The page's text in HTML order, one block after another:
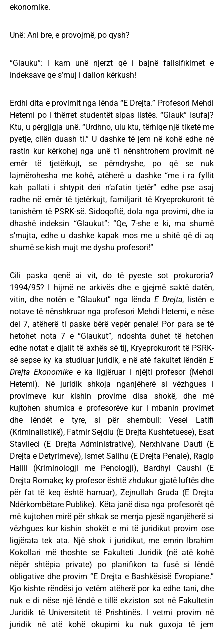
ekonomike.
Unë: Ani bre, e provojmë, po qysh?
“Glauku”: I kam unë njerzt që i bajnë fallsifikimet e
indeksave qe s’muj i dallon kërkush!
Erdhi dita e provimit nga lënda “E Drejta.” Profesori Mehdi
Hetemi po i thërret studentët sipas listës. “Glauk” Isufaj?
Ktu, u përgjigja unë. “Urdhno, ulu ktu, tërhiqe një tiketë me
pyetje, cilën duash ti.” U dashke të jem në kohë edhe në
rastin kur kërkohej nga unë t’i nënshtrohem provimit në
emër të tjetërkujt, se përndryshe, po që se nuk
lajmërohesha me kohë, atëherë u dashke “me i ra fyllit
kah pallati i shtypit deri n’afatin tjetër” edhe pse asaj
radhe në emër të tjetërkujt, familjarit të Kryeprokurorit të
tanishëm të PSRK-së. Sidoqoftë, dola nga provimi, dhe ia
dhashë indeksin “Glaukut”: “Qe, 7-she e ki, ma shumë
s’mujta, edhe u dashke kapak mos me u shitë që di aq
shumë se kish mujt me dyshu profesori!”
Cili paska qenë ai vit, do të pyeste sot prokuroria?
1994/95? I hijmë ne arkivës dhe e gjejmë saktë datën,
vitin, dhe notën e “Glaukut” nga lënda E Drejta, listën e
notave të nënshkruar nga profesori Mehdi Hetemi, e nëse
del 7, atëherë ti paske bërë vepër penale! Por para se të
hetohet nota 7 e “Glaukut”, ndoshta duhet të hetohen
edhe notat e djalit të axhës së tij, Kryeprokurorit të PSRK-
së sepse ky ka studiuar juridik, e në atë fakultet lëndën E
Drejta Ekonomikee ka ligjëruar i njëjti profesor (Mehdi
Hetemi). Në juridik shkoja nganjëherë si vëzhgues i
provimeve kur kishin provime disa shokë, dhe më
kujtohen shumica e profesorëve kur i mbanin provimet
dhe lëndët e tyre, si për shembull: Vesel Latifi
(Kriminalistikë), Fatmir Sejdiu (E Drejta Kushtetuese), Esat
Stavileci (E Drejta Administrative), Nerxhivane Dauti (E
Drejta e Detyrimeve), Ismet Salihu (E Drejta Penale), Ragip
Halili (Kriminologji me Penologji), Bardhyl Çaushi (E
Drejta Romake; ky profesor është zhdukur gjatë luftës dhe
për fat të keq është harruar), Zejnullah Gruda (E Drejta
Ndërkombëtare Publike). Këta janë disa nga profesorët që
më kujtohen mirë për shkak se merrja pjesë nganjëherë si
vëzhgues kur kishin shokët e mi të juridikut provim ose
ligjërata tek ata. Një shok i juridikut, me emrin Ibrahim
Kokollari më thoshte se Fakulteti Juridik (në atë kohë
nëpër shtëpia private) po planifikon ta fusë si lëndë
obligative dhe provim “E Drejta e Bashkësisë Evropiane.”
Kjo kishte rëndësi jo vetëm atëherë por ka edhe tani, dhe
nuk e di nëse një lëndë e tillë ekziston sot në Fakultetin
Juridik të Universitetit të Prishtinës. I vetmi provim në
juridik në atë kohë okupimi ku nuk guxoja të jem